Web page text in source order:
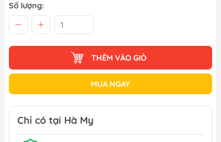
Số lượng:
THÊM VÀO GIỎ
MUA NGAY
Chỉ có tại Hà My